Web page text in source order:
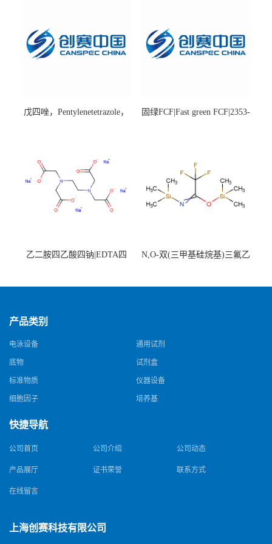
戊四唑，Pentylenetetrazole，
固绿FCF|Fast green FCF|2353-
乙二胺四乙酸四钠|EDTA四
N,O-双(三甲基硅烷基)三氟乙
产品类别
电泳设备 通用试剂
底物 试剂盒
标准物质 仪器设备
细胞因子 培养基
快捷导航
公司首页 公司介绍 公司动态
产品展厅 证书荣誉 联系方式
在线留言
上海创赛科技有限公司